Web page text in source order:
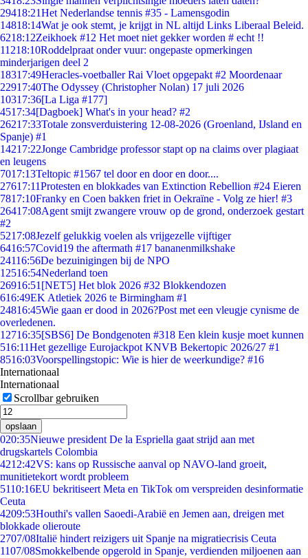
29418:21Het Nederlandse tennis #35 - Lamensgodin
14818:14Wat je ook stemt, je krijgt in NL altijd Links Liberaal Beleid.
6218:12Zeikhoek #12 Het moet niet gekker worden # echt !!
11218:10Roddelpraat onder vuur: ongepaste opmerkingen
minderjarigen deel 2
18317:49Heracles-voetballer Rai Vloet opgepakt #2 Moordenaar
22917:40The Odyssey (Christopher Nolan) 17 juli 2026
10317:36[La Liga #177]
4517:34[Dagboek] What's in your head? #2
26217:33Totale zonsverduistering 12-08-2026 (Groenland, IJsland en
Spanje) #1
14217:22Jonge Cambridge professor stapt op na claims over plagiaat
en leugens
7017:13Teltopic #1567 tel door en door en door....
27617:11Protesten en blokkades van Extinction Rebellion #24 Eieren
7817:10Franky en Coen bakken friet in Oekraïne - Volg ze hier! #3
26417:08Agent smijt zwangere vrouw op de grond, onderzoek gestart
#2
5217:08Jezelf gelukkig voelen als vrijgezelle vijftiger
6416:57Covid19 the aftermath #17 bananenmilkshake
24116:56De bezuinigingen bij de NPO
12516:54Nederland toen
26916:51 [NET5] Het blok 2026 #32 Blokkendozen
616:49EK Atletiek 2026 te Birmingham #1
24816:45Wie gaan er dood in 2026?Post met een vleugje cynisme de
overledenen.
12716:35[SBS6] De Bondgenoten #318 Een klein kusje moet kunnen
516:11Het gezellige Eurojackpot KNVB Bekertopic 2026/27 #1
8516:03Voorspellingstopic: Wie is hier de weerkundige? #16
Internationaal
Internationaal
Scrollbar gebruiken
opslaan
020:35Nieuwe president De la Espriella gaat strijd aan met
drugskartels Colombia
4212:42VS: kans op Russische aanval op NAVO-land groeit,
munitietekort wordt probleem
5110:16EU bekritiseert Meta en TikTok om verspreiden desinformatie
Ceuta
4209:53Houthi's vallen Saoedi-Arabië en Jemen aan, dreigen met
blokkade olieroute
2707/08Italië hindert reizigers uit Spanje na migratiecrisis Ceuta
1107/08Smokkelbende opgerold in Spanje, verdienden miljoenen aan